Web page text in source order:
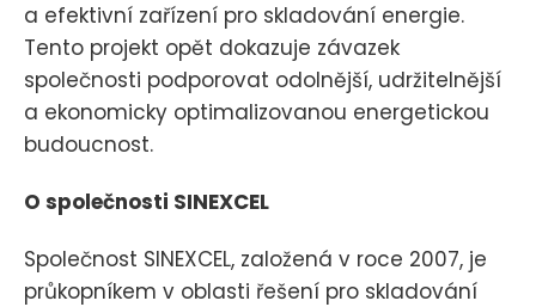
a efektivní zařízení pro skladování energie.
Tento projekt opět dokazuje závazek
společnosti podporovat odolnější, udržitelnější
a ekonomicky optimalizovanou energetickou
budoucnost.
O společnosti SINEXCEL
Společnost SINEXCEL, založená v roce 2007, je
průkopníkem v oblasti řešení pro skladování